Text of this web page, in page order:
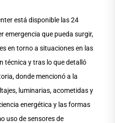
está disponible las 24
emergencia que pueda surgir,
en torno a situaciones en las
técnica y tras lo que detalló
donde mencionó a la
luminarias, acometidas y
energética y las formas
uso de sensores de